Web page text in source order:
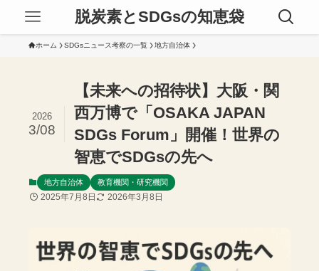
脱炭素とSDGsの知恵袋
ホーム SDGsニュース考察の一覧 地方自治体
【未来への招待状】大阪・関
西万博で「OSAKA JAPAN
SDGs Forum」開催！世界の
智恵でSDGsの先へ
2026
3/08
地方自治体 教育機関・研究機関
2025年7月8日 2026年3月8日